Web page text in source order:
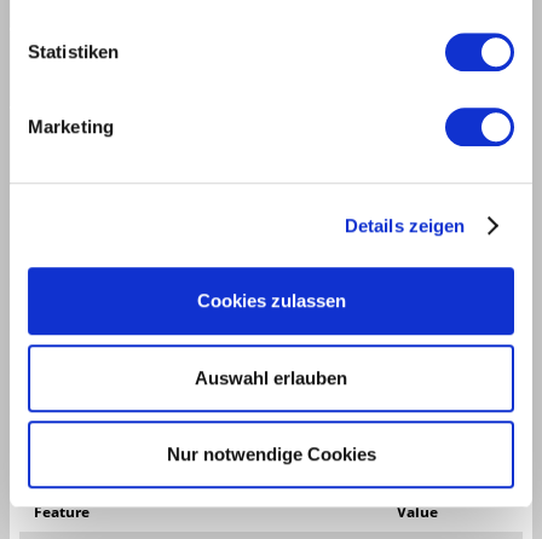
Statistiken
Marketing
Details zeigen
Cookies zulassen
Auswahl erlauben
Nur notwendige Cookies
Polycrystalline diamond [DP]
MEC
DOWNLOADS
Feature Value